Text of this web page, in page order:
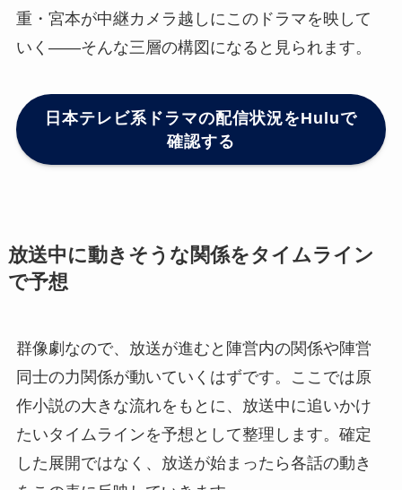
重・宮本が中継カメラ越しにこのドラマを映して
いく——そんな三層の構図になると見られます。
日本テレビ系ドラマの配信状況をHuluで
確認する
放送中に動きそうな関係をタイムライン
で予想
群像劇なので、放送が進むと陣営内の関係や陣営
同士の力関係が動いていくはずです。ここでは原
作小説の大きな流れをもとに、放送中に追いかけ
たいタイムラインを予想として整理します。確定
した展開ではなく、放送が始まったら各話の動き